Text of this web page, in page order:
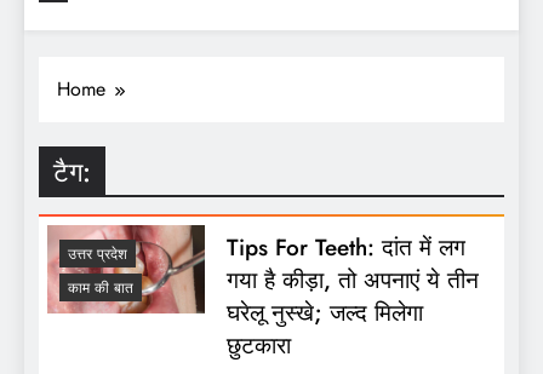
Home
टैग:
उत्तर प्रदेश
काम की बात
Tips For Teeth: दांत में लग
गया है कीड़ा, तो अपनाएं ये तीन
घरेलू नुस्खे; जल्द मिलेगा
छुटकारा